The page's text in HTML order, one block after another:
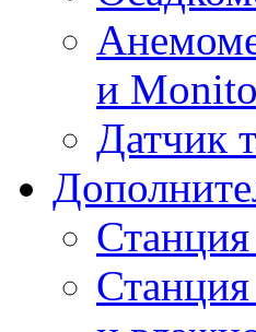
и
Датчик